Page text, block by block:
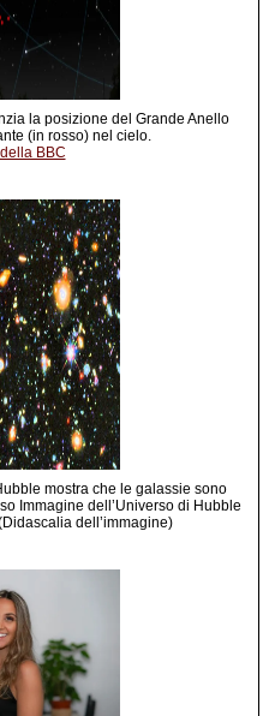
la posizione del Grande Anello
(in rosso) nel cielo.
BBC
mostra che le galassie sono
Immagine dell’Universo di Hubble
dell’immagine)